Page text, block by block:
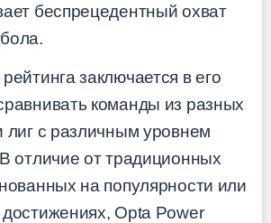
беспрецедентный охват
заключается в его
команды из разных
лиг с различным уровнем
отличие от традиционных
на популярности или
достижениях, Opta Power